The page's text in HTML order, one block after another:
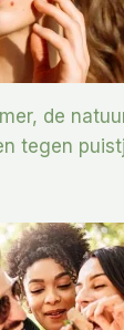
de
tegen